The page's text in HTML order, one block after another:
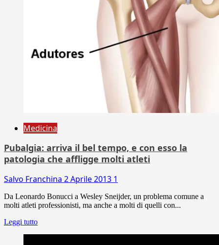
Medicina
Pubalgia: arriva il bel tempo, e con esso la
patologia che affligge molti atleti
Salvo Franchina 2 Aprile 2013 1
Da Leonardo Bonucci a Wesley Sneijder, un problema comune a
molti atleti professionisti, ma anche a molti di quelli con...
Leggi tutto